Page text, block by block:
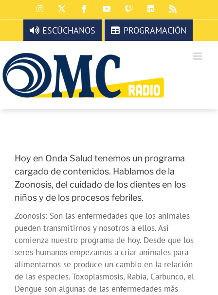
al
contenido
Instagram FacebookYouTubeTwitchLinkedIn
ESCÚCHANOS PROGRAMACIÓN
Hoy en Onda Salud tenemos un programa
cargado de contenidos. Hablamos de la
Zoonosis, del cuidado de los dientes en los
niños y de los procesos febriles.
Zoonosis: Son las enfermedades que los animales
pueden transmitirnos y nosotros a ellos. Así
comienza nuestro programa de hoy. Desde que los
seres humanos empezamos a criar animales para
alimentarnos se produce un cambio en la relación
de las especies. Toxoplasmosis, Rabia, Carbunco, el
Dengue son algunas de las enfermedades más